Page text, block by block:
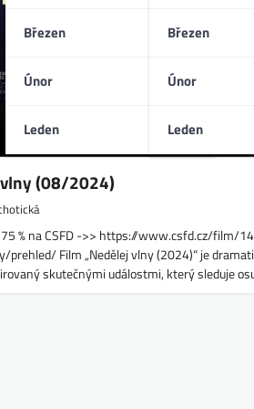
Březen
Únor
Leden
Březen
Únor
Leden
(08/2024)
75 % na CSFD ->> https://www.csfd.cz/film/
prehled/ Film „Nedělej vlny (2024)“ je
skutečnými událostmi, který sleduje